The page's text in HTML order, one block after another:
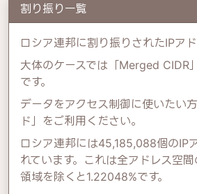
割り振り一覧
ロシア連邦に割り振りされたIPアド
大体のケースでは「Merged CIDR
です。
データをアクセス制御に使いたい
ド」をご利用ください。
ロシア連邦には45,185,088個のIP
れています。これは全アドレス空
領域を除くと1.22048%です。